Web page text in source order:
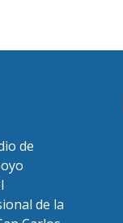
de
de la